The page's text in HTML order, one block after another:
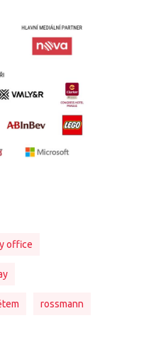
office
rossmann
Aktuality
Partneři
Vstupenky